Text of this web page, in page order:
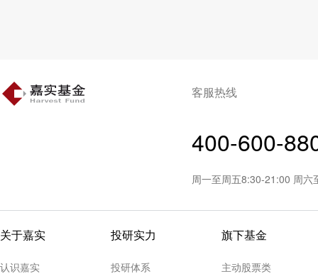
客服热线
400-600-
周一至周五8:30-21:00 周
关于嘉实
认识嘉实
投研实力
投研体系
旗下基金
主动股票类